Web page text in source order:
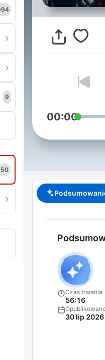
9
50
00:00
Czas trwania
56:16
30 lip 2026